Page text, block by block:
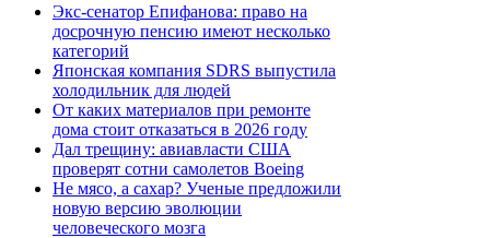
Экс-сенатор Епифанова: право на
досрочную пенсию имеют несколько
категорий
Японская компания SDRS выпустила
холодильник для людей
От каких материалов при ремонте
дома стоит отказаться в 2026 году
Дал трещину: авиавласти США
проверят сотни самолетов Boeing
Не мясо, а сахар? Ученые предложили
новую версию эволюции
человеческого мозга